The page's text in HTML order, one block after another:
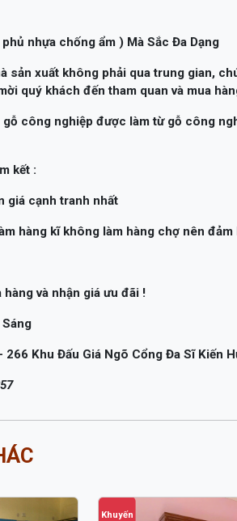
nhựa chống ẩm ) Mà Sắc Đa Dạng
sản xuất không phải qua trung gian,
quý khách đến tham quan và mua
gỗ công nghiệp được làm từ gỗ công
kết :
giá cạnh tranh nhất
hàng kĩ không làm hàng chợ nên
và nhận giá ưu đãi !
266 Khu Đấu Giá Ngõ Cổng Đa Sĩ Kiến
Khuyến